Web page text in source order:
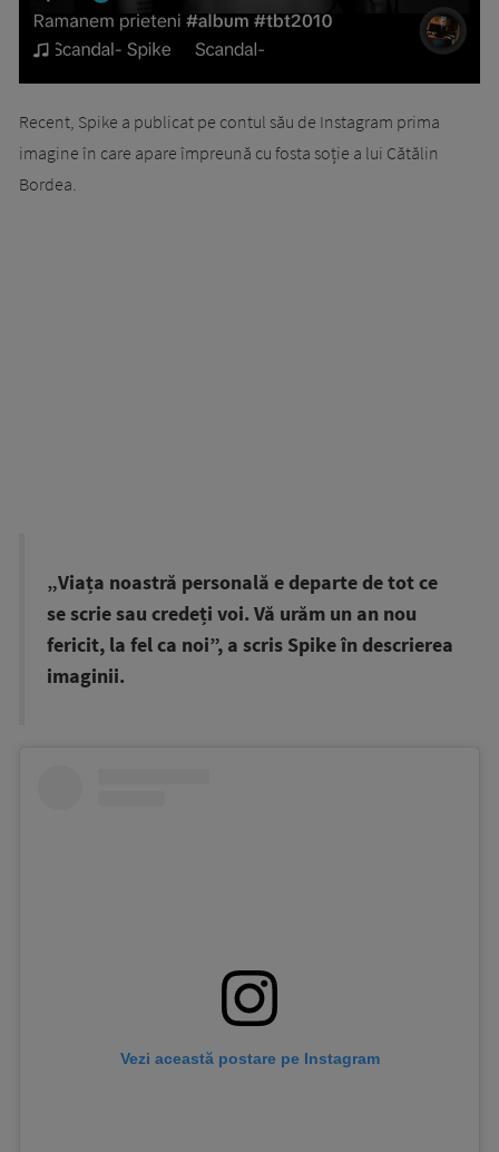
Recent, Spike a publicat pe contul său de Instagram prima
imagine în care apare împreună cu fosta soție a lui Cătălin
Bordea.
„Viața noastră personală e departe de tot ce
se scrie sau credeți voi. Vă urăm un an nou
fericit, la fel ca noi”, a scris Spike în descrierea
imaginii.
Vezi această postare pe Instagram